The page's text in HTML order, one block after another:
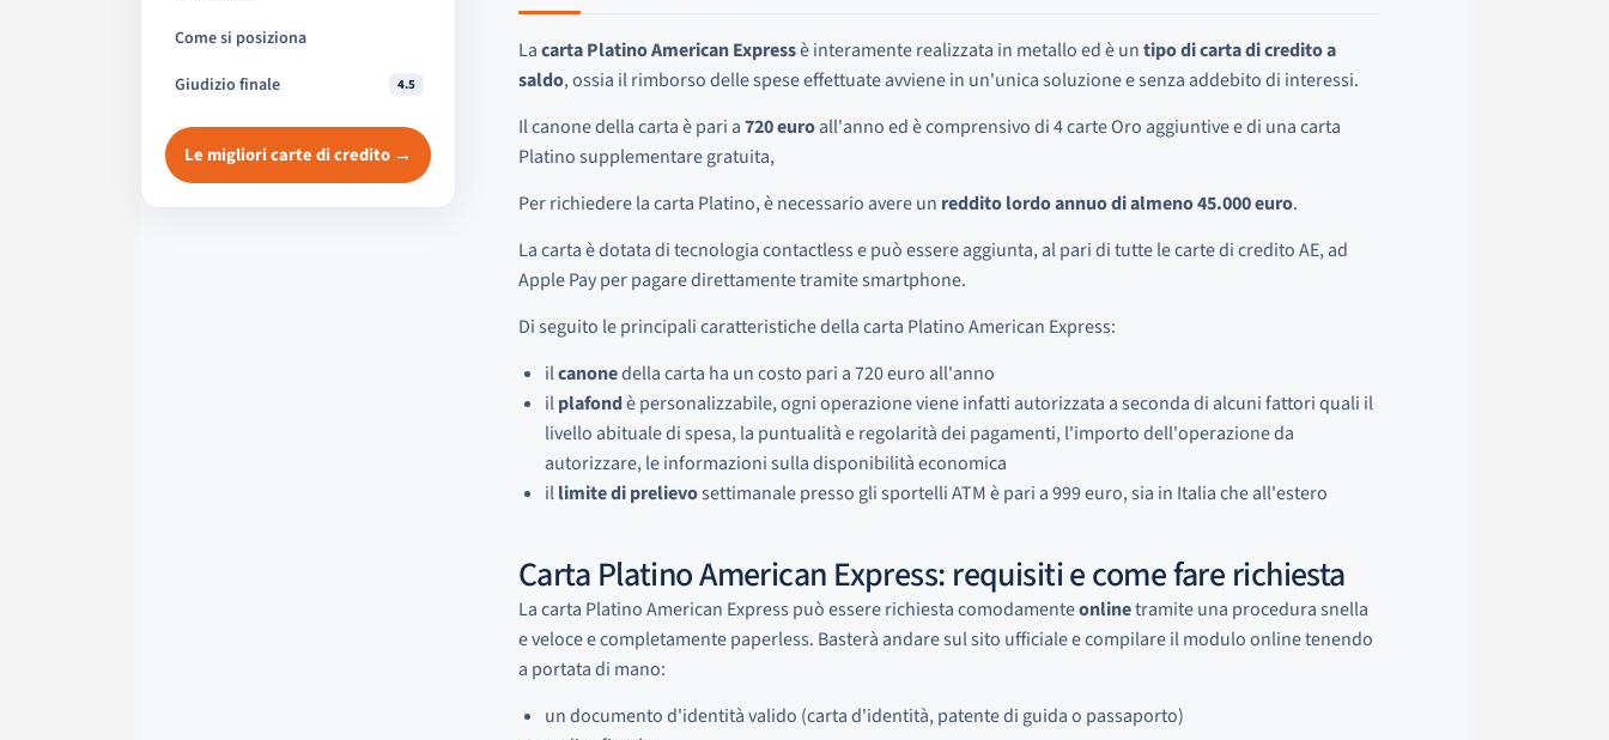
Come si posiziona
Giudizio finale
4.5
Le migliori carte di credito →
Lacarta Platino American Expressè interamente realizzata in metallo ed è untipo di carta di credito a
saldo, ossia il rimborso delle spese effettuate avviene in un'unica soluzione e senza addebito di interessi.
Il canone della carta è pari a720 euroall'anno ed è comprensivo di 4 carte Oro aggiuntive e di una carta
Platino supplementare gratuita,
Per richiedere la carta Platino, è necessario avere un reddito lordo annuo di almeno 45.000 euro.
La carta è dotata di tecnologia contactless e può essere aggiunta, al pari di tutte le carte di credito AE, ad
Apple Pay per pagare direttamente tramite smartphone.
Di seguito le principali caratteristiche della carta Platino American Express:
ilcanonedella carta ha un costo pari a 720 euro all'anno
ilplafondè personalizzabile, ogni operazione viene infatti autorizzata a seconda di alcuni fattori quali il
livello abituale di spesa, la puntualità e regolarità dei pagamenti, l'importo dell'operazione da
autorizzare, le informazioni sulla disponibilità economica
illimite di prelievosettimanale presso gli sportelli ATM è pari a 999 euro, sia in Italia che all'estero
Carta Platino American Express: requisiti e come fare richiesta
La carta Platino American Express può essere richiesta comodamenteonlinetramite una procedura snella
e veloce e completamente paperless. Basterà andare sul sito ufficiale e compilare il modulo online tenendo
a portata di mano:
un documento d'identità valido (carta d'identità, patente di guida o passaporto)